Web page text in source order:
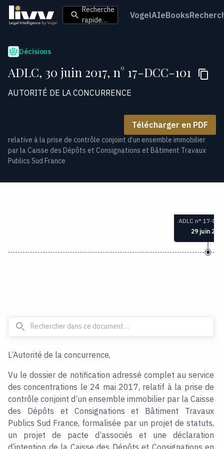
Recherche
rapide…
VogelAIeBooks
Décisions
ADLC, 30 juin 2017, n° 17-DCC-101
AUTORITÉ DE LA CONCURRENCE
Télécharger en PDF
relative à la prise de contrôle conjoint d’un ensemble immobilier
par la Caisse des Dépôts et Consignations et Bâtiment Travaux
Publics Sud France
ADLC n° 17-
29 juin
L’Autorité de la concurrence,
Vu le dossier de notification adressé complet au service
des concentrations le 24 mai 2017, relatif à la prise de
contrôle conjoint d’un ensemble immobilier par la Caisse
des Dépôts et Consignations et Bâtiment Travaux
Publics Sud France, formalisée par un projet de statuts,
un projet de pacte d’associés et une déclaration
d’intention de la Caisse des Dépôts et Consignations en